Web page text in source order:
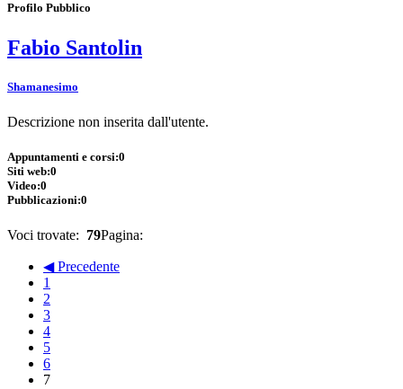
Profilo Pubblico
Fabio Santolin
Shamanesimo
Descrizione non inserita dall'utente.
Appuntamenti e corsi:0
Siti web:0
Video:0
Pubblicazioni:0
Voci trovate: 79Pagina:
◀ Precedente
1
2
3
4
5
6
7